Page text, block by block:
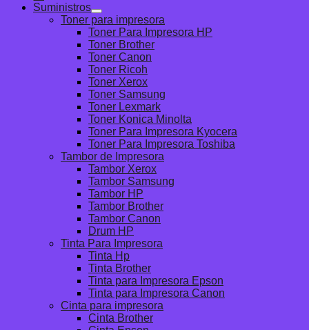
Suministros
Toner para impresora
Toner Para Impresora HP
Toner Brother
Toner Canon
Toner Ricoh
Toner Xerox
Toner Samsung
Toner Lexmark
Toner Konica Minolta
Toner Para Impresora Kyocera
Toner Para Impresora Toshiba
Tambor de Impresora
Tambor Xerox
Tambor Samsung
Tambor HP
Tambor Brother
Tambor Canon
Drum HP
Tinta Para Impresora
Tinta Hp
Tinta Brother
Tinta para Impresora Epson
Tinta para Impresora Canon
Cinta para impresora
Cinta Brother